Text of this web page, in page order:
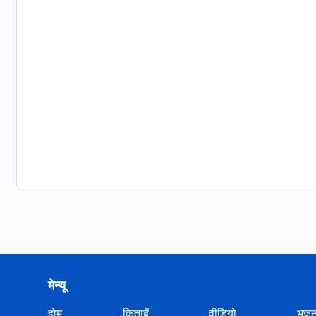
मेन्यू
होम किताबें वीडियो